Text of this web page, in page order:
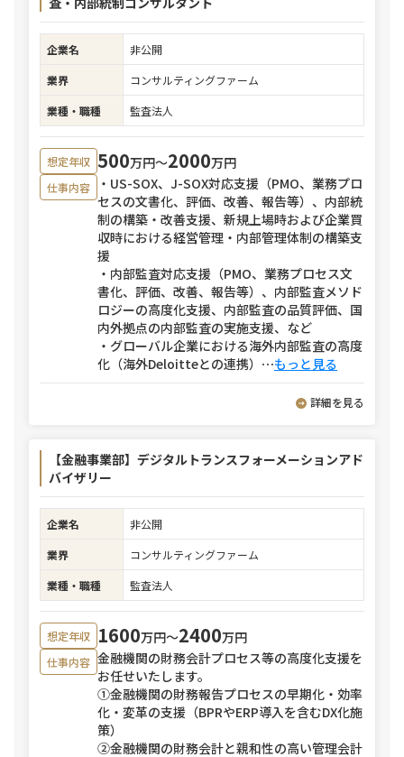
企業名
非公開
業界
コンサルティングファーム
業種・職種
監査法人
想定年収 500万円〜2000万円
仕事内容
・US-SOX、J-SOX対応支援（PMO、業務プロ
セスの文書化、評価、改善、報告等）、内部統
制の構築・改善支援、新規上場時および企業買
収時における経営管理・内部管理体制の構築支
援
・内部監査対応支援（PMO、業務プロセス文
書化、評価、改善、報告等）、内部監査メソド
ロジーの高度化支援、内部監査の品質評価、国
内外拠点の内部監査の実施支援、など
・グローバル企業における海外内部監査の高度
化（海外Deloitteとの連携） ⋯もっと見る
詳細を見る
【金融事業部】デジタルトランスフォーメーションアド
バイザリー
企業名
非公開
業界
コンサルティングファーム
業種・職種
監査法人
想定年収 1600万円〜2400万円
仕事内容 金融機関の財務会計プロセス等の高度化支援を
お任せいたします。
①金融機関の財務報告プロセスの早期化・効率
化・変革の支援（BPRやERP導入を含むDX化施
策）
②金融機関の財務会計と親和性の高い管理会計